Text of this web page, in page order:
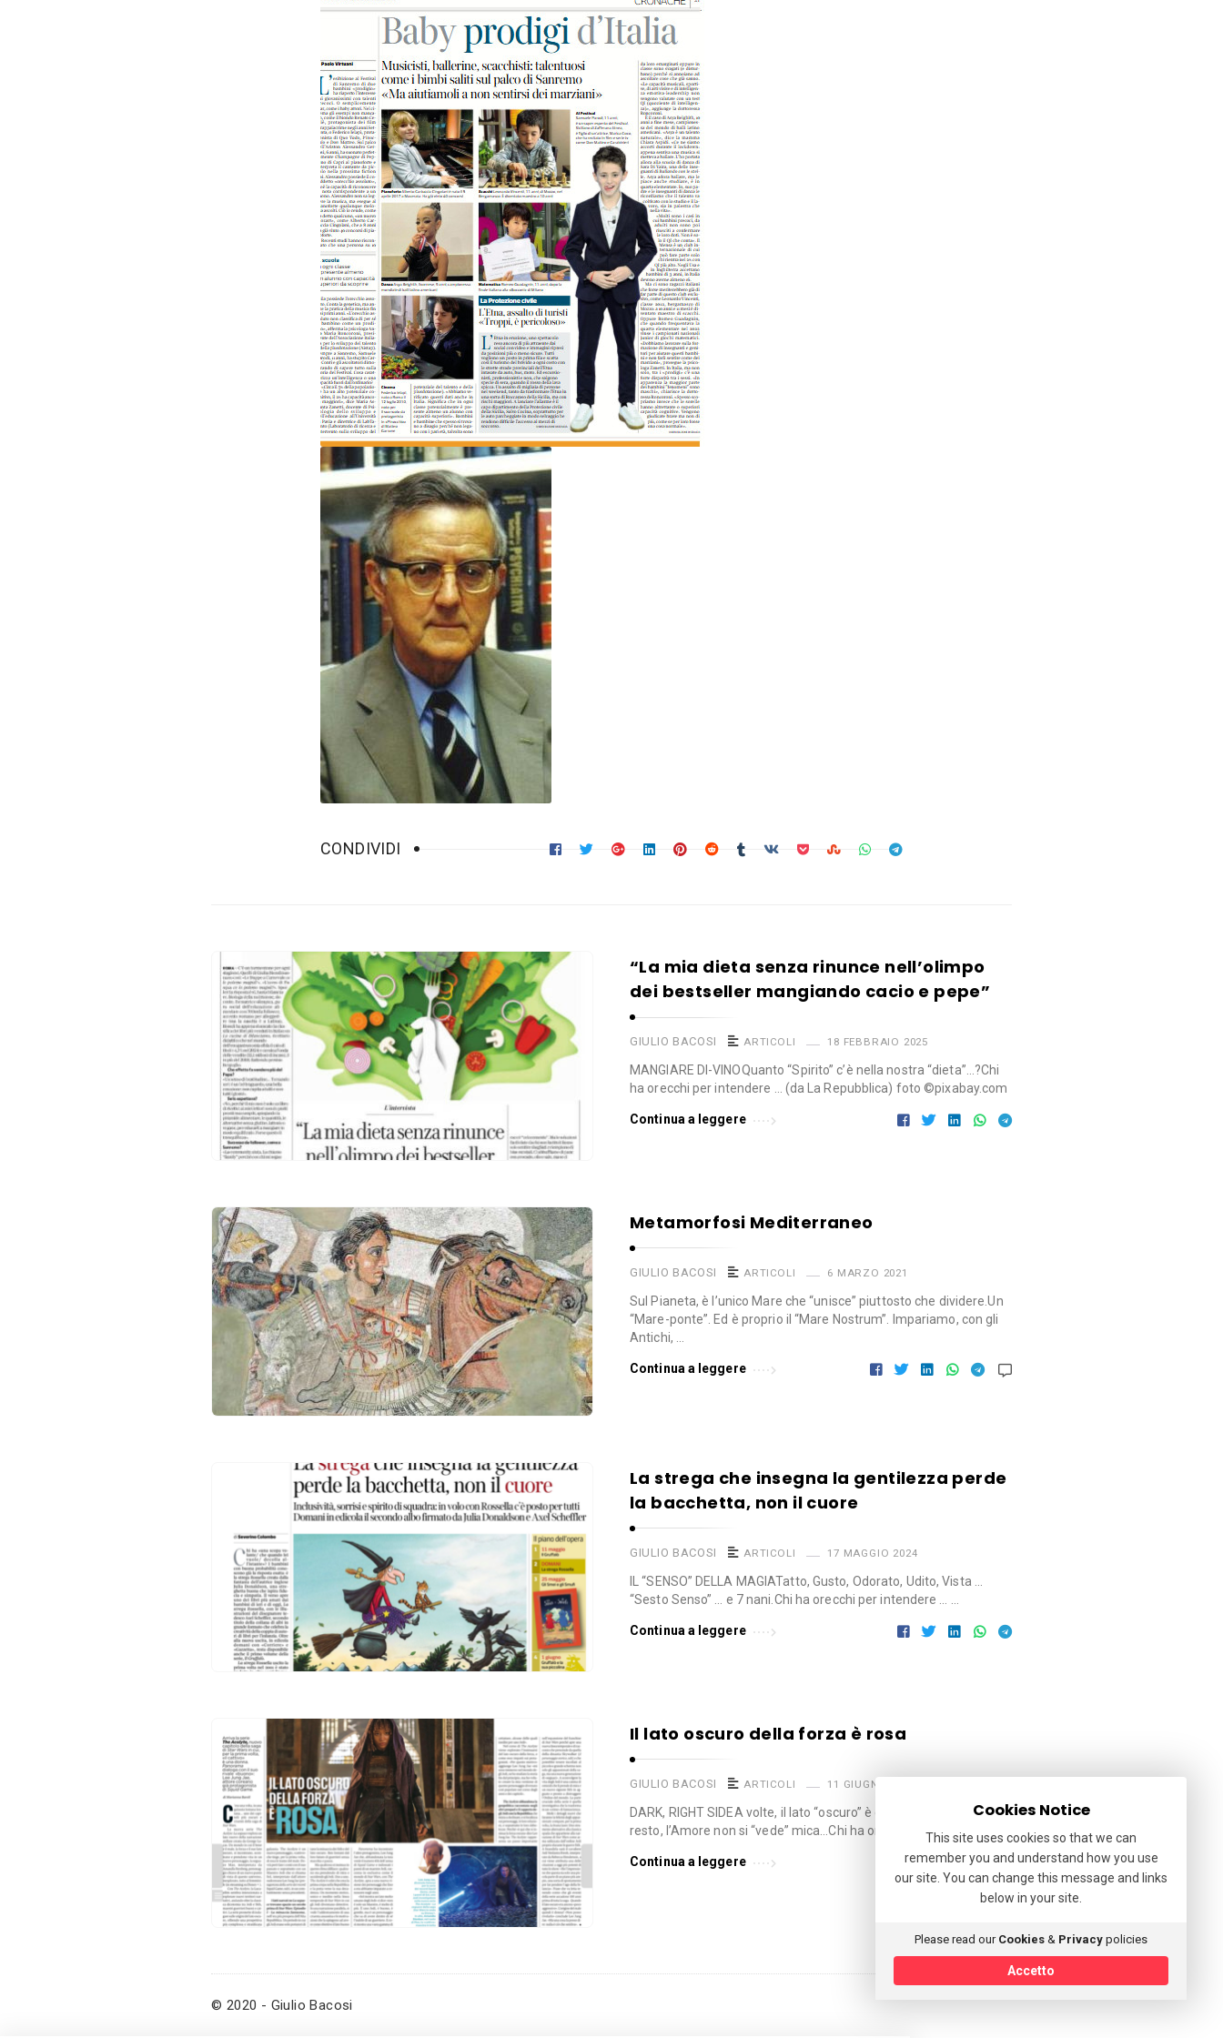
‫CONDIVIDI
“La mia dieta senza rinunce nell’olimpo
dei bestseller mangiando cacio e pepe”
GIULIO BACOSI ARTICOLI 18 FEBBRAIO 2025
MANGIARE DI-VINOQuanto “Spirito” c’è nella nostra “dieta”…?Chi
ha orecchi per intendere … (da La Repubblica) foto ©pixabay.com
Continua a leggere
Metamorfosi Mediterraneo
GIULIO BACOSI ARTICOLI 6 MARZO 2021
Sul Pianeta, è l’unico Mare che “unisce” piuttosto che dividere.Un
“Mare-ponte”. Ed è proprio il “Mare Nostrum”. Impariamo, con gli
Antichi, …
Continua a leggere
La strega che insegna la gentilezza perde
la bacchetta, non il cuore
GIULIO BACOSI ARTICOLI 17 MAGGIO 2024
IL “SENSO” DELLA MAGIATatto, Gusto, Odorato, Udito, Vista …
“Sesto Senso” … e 7 nani.Chi ha orecchi per intendere … …
Continua a leggere
Il lato oscuro della forza è rosa
GIULIO BACOSI ARTICOLI 11 GIUGNO 2024
DARK, RIGHT SIDEA volte, il lato “oscuro” è quello migliore.Del
resto, l’Amore non si “vede” mica…Chi ha orecchi per intendere, …
Continua a leggere
© 2020 - Giulio Bacosi
Cookies Notice
This site uses cookies so that we can
remember you and understand how you use
our site. You can change this message and links
below in your site.
Please read our Cookies & Privacy policies
Accetto